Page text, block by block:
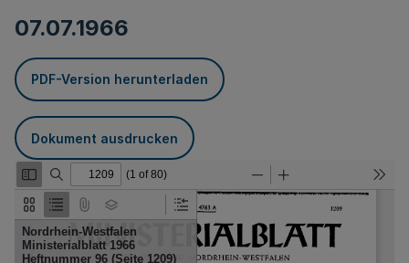
07.07.1966
PDF-Version herunterladen
Dokument ausdrucken